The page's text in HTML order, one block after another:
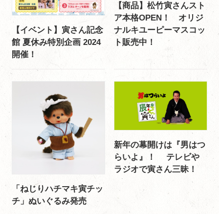
【イベント】寅さん記念
館 夏休み特別企画 2024
開催！
【商品】松竹寅さんスト
ア本格OPEN！ オリジ
ナルキユーピーマスコッ
ト販売中！
「ねじりハチマキ寅チッ
チ」ぬいぐるみ発売
新年の幕開けは『男はつ
らいよ』！ テレビや
ラジオで寅さん三昧！